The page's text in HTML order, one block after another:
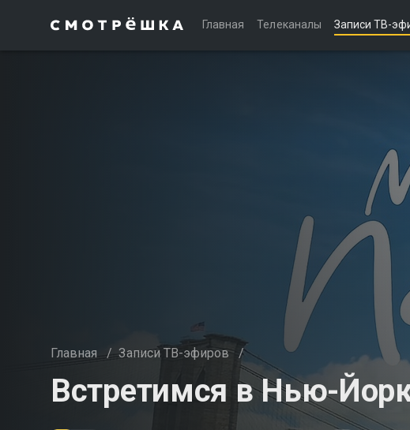
Главная Телеканалы Записи ТВ-
Главная / Записи ТВ-эфиров /
Встретимся в Нью-